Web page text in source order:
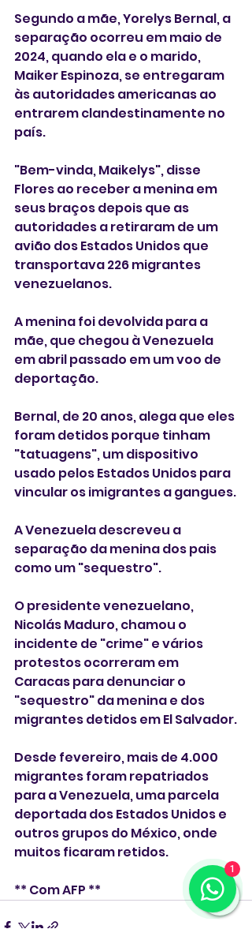
Segundo a mãe, Yorelys Bernal, a
separação ocorreu em maio de
2024, quando ela e o marido,
Maiker Espinoza, se entregaram
às autoridades americanas ao
entrarem clandestinamente no
país.
"Bem-vinda, Maikelys", disse
Flores ao receber a menina em
seus braços depois que as
autoridades a retiraram de um
avião dos Estados Unidos que
transportava 226 migrantes
venezuelanos.
A menina foi devolvida para a
mãe, que chegou à Venezuela
em abril passado em um voo de
deportação.
Bernal, de 20 anos, alega que eles
foram detidos porque tinham
"tatuagens", um dispositivo
usado pelos Estados Unidos para
vincular os imigrantes a gangues.
A Venezuela descreveu a
separação da menina dos pais
como um "sequestro".
O presidente venezuelano,
Nicolás Maduro, chamou o
incidente de "crime" e vários
protestos ocorreram em
Caracas para denunciar o
"sequestro" da menina e dos
migrantes detidos em El Salvador.
Desde fevereiro, mais de 4.000
migrantes foram repatriados
para a Venezuela, uma parcela
deportada dos Estados Unidos e
outros grupos do México, onde
muitos ficaram retidos.
** Com AFP **
1